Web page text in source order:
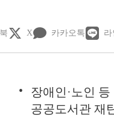
X 카카오톡 라
장애인·노인
공공도서관 재